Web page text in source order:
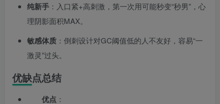
纯新手 ：入口紧+高刺激，第一次用可能秒变“秒男”，心
理阴影面积MAX。
敏感体质 ：倒刺设计对GC阈值低的人不友好，容易“一
激灵”过头。
优缺点总结
优点 ：